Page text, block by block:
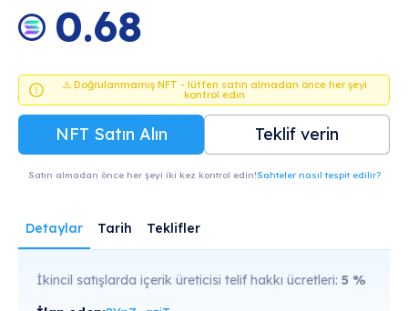
0.68
⚠️ Doğrulanmamış NFT - lütfen satın almadan önce her şeyi
kontrol edin
NFT Satın Alın Teklif verin
Satın almadan önce her şeyi iki kez kontrol edin!Sahteler nasıl tespit edilir?
Detaylar Tarih Teklifler
İkincil satışlarda içerik üreticisi telif hakkı ücretleri: 5 %